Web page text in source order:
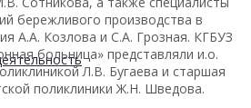
бережливого производства в
А.А. Козлова и С.А. Грозная. КГБУЗ
больница» представляли и.о.
Л.В. Бугаева и старшая
поликлиники Ж.Н. Шведова.